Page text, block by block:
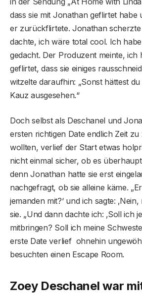
dass sie mit Jonathan geflirtet habe
er zurückflirtete. Jonathan scherzte
dachte, ich wäre total cool. Ich
gedacht. Der Produzent meinte, ich
geflirtet, dass sie einiges
witzelte daraufhin: „Sonst hättest
Kauz ausgesehen.“
Doch selbst als Deschanel und
ersten richtigen Date endlich Zeit
wollten, verlief der Start etwas
nicht einmal sicher, ob es
denn Jonathan hatte sie erst
nachgefragt, ob sie alleine käme.
jemanden mit?‘ und ich sagte:
sie. „Und dann dachte ich: ‚Soll ich
mitbringen? Soll ich meine
erste Date verlief ohnehin
besuchten einen Escape Room.
Zoey Deschanel war